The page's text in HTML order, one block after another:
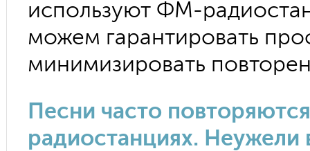
используют ФМ-
можем гарантировать
минимизировать
Песни часто
радиостанциях. Неужели